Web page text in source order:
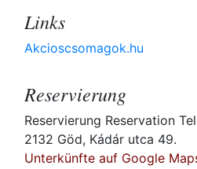
Links
Akcioscsomagok.hu
Reservierung
Reservierung Reservation
2132 Göd, Kádár utca 49.
Unterkünfte auf Google